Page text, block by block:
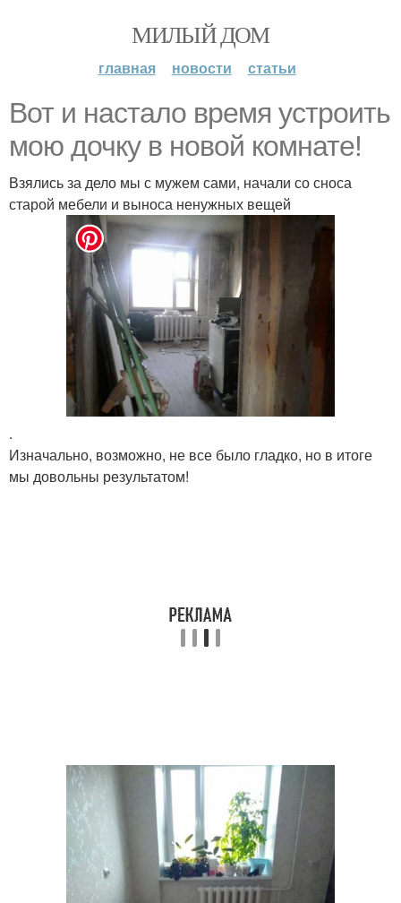
МИЛЫЙ ДОМ
главная новости статьи
Вот и настало время устроить
мою дочку в новой комнате!
Взялись за дело мы с мужем сами, начали со сноса
старой мебели и выноса ненужных вещей
.
Изначально, возможно, не все было гладко, но в итоге
мы довольны результатом!